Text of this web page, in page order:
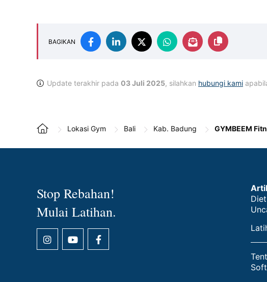
BAGIKAN
Update terakhir pada 03 Juli 2025, silahkan hubungi kami
Lokasi Gym Bali Kab. Badung GYMBEEM
Stop Rebahan!
Mulai Latihan.